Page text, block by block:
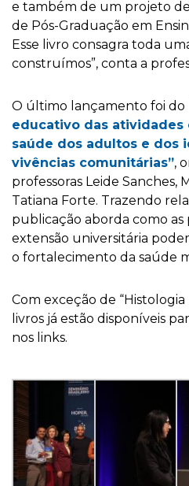
e também de um projeto
de Pós-Graduação em
Esse livro consagra toda
construímos”, conta a
O último lançamento foi do
educativo das atividades
saúde dos adultos e dos
vivências comunitárias”,
professoras Leide Sanches,
Tatiana Forte. Trazendo
publicação aborda como as
extensão universitária
o fortalecimento da saúde
Com exceção de
livros já estão disponíveis
nos links.